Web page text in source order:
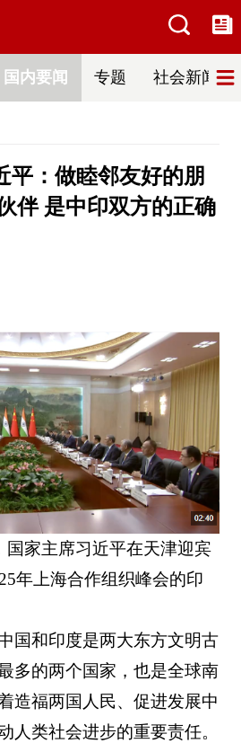
国内要闻 专题 社会新闻
平：做睦邻友好的朋
伴 是中印双方的正确
国家主席习近平在天津迎宾
年上海合作组织峰会的印
国和印度是两大东方文明古
多的两个国家，也是全球南
造福两国人民、促进发展中
人类社会进步的重要责任。